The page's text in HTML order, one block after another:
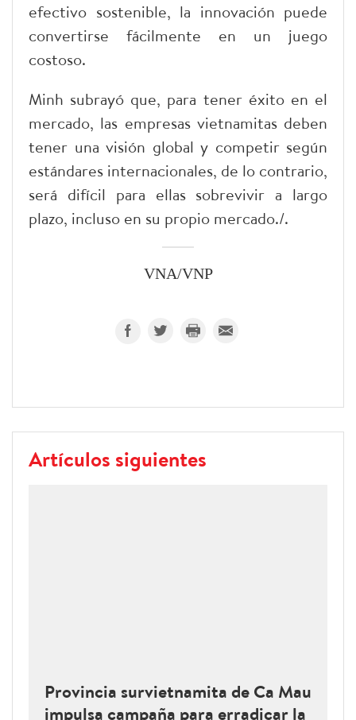
efectivo sostenible, la innovación puede
convertirse fácilmente en un juego
costoso.
Minh subrayó que, para tener éxito en el
mercado, las empresas vietnamitas deben
tener una visión global y competir según
estándares internacionales, de lo contrario,
será difícil para ellas sobrevivir a largo
plazo, incluso en su propio mercado./.
VNA/VNP
Artículos siguientes
Provincia survietnamita de Ca Mau
impulsa campaña para erradicar la